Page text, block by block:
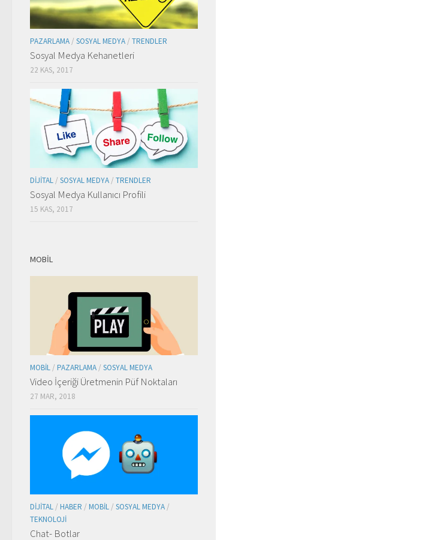
PAZARLAMA / SOSYAL MEDYA / TRENDLER
Sosyal Medya Kehanetleri
22 KAS, 2017
DIJITAL / SOSYAL MEDYA / TRENDLER
Sosyal Medya Kullanıcı Profili
15 KAS, 2017
MOBIL
MOBIL / PAZARLAMA / SOSYAL MEDYA
Video İçeriği Üretmenin Püf Noktaları
27 MAR, 2018
DIJITAL / HABER / MOBIL / SOSYAL MEDYA /
TEKNOLOJI
Chat- Botlar